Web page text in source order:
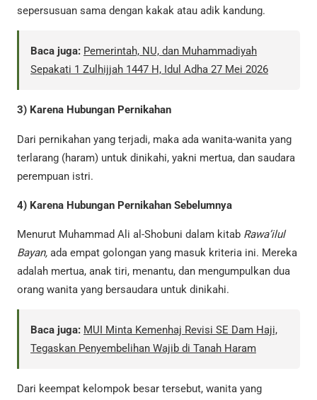
sepersusuan sama dengan kakak atau adik kandung.
Baca juga: Pemerintah, NU, dan Muhammadiyah
Sepakati 1 Zulhijjah 1447 H, Idul Adha 27 Mei 2026
3) Karena Hubungan Pernikahan
Dari pernikahan yang terjadi, maka ada wanita-wanita yang
terlarang (haram) untuk dinikahi, yakni mertua, dan saudara
perempuan istri.
4) Karena Hubungan Pernikahan Sebelumnya
Menurut Muhammad Ali al-Shobuni dalam kitab Rawa’ilul
Bayan, ada empat golongan yang masuk kriteria ini. Mereka
adalah mertua, anak tiri, menantu, dan mengumpulkan dua
orang wanita yang bersaudara untuk dinikahi.
Baca juga: MUI Minta Kemenhaj Revisi SE Dam Haji,
Tegaskan Penyembelihan Wajib di Tanah Haram
Dari keempat kelompok besar tersebut, wanita yang